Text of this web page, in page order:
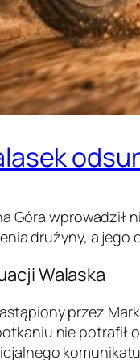
Góra wprowadził
drużyny, a jego
Walaska
przez
nie potrafił